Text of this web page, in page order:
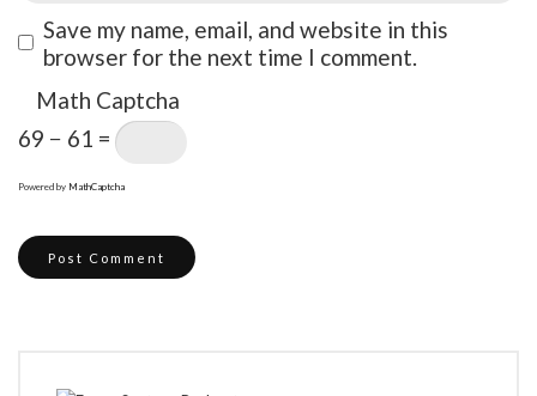
Save my name, email, and website in this
browser for the next time I comment.
Math Captcha
69 − 61 =
Powered by MathCaptcha